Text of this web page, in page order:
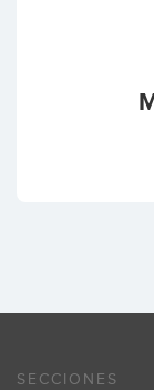
SECCIONES